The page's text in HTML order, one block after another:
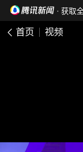
· 获取
首页 视频